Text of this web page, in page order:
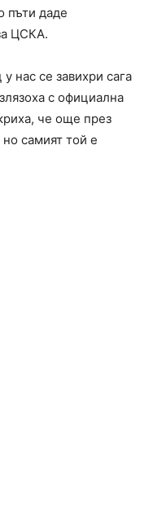
пъти даде
ЦСКА.
нас се завихри сага
с официална
че още през
самият той е